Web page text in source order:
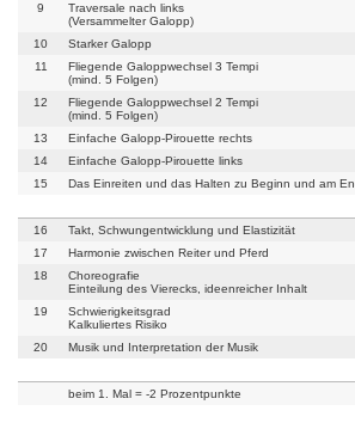
9
Traversale nach links
(Versammelter Galopp)
10
Starker Galopp
11
Fliegende Galoppwechsel 3 Tempi
(mind. 5 Folgen)
12
Fliegende Galoppwechsel 2 Tempi
(mind. 5 Folgen)
13
Einfache Galopp-Pirouette rechts
14
Einfache Galopp-Pirouette links
15
Das Einreiten und das Halten zu Beginn und am
16
Takt, Schwungentwicklung und Elastizität
17
Harmonie zwischen Reiter und Pferd
18
Choreografie
Einteilung des Vierecks, ideenreicher Inhalt
19
Schwierigkeitsgrad
Kalkuliertes Risiko
20
Musik und Interpretation der Musik
beim 1. Mal = -2 Prozentpunkte